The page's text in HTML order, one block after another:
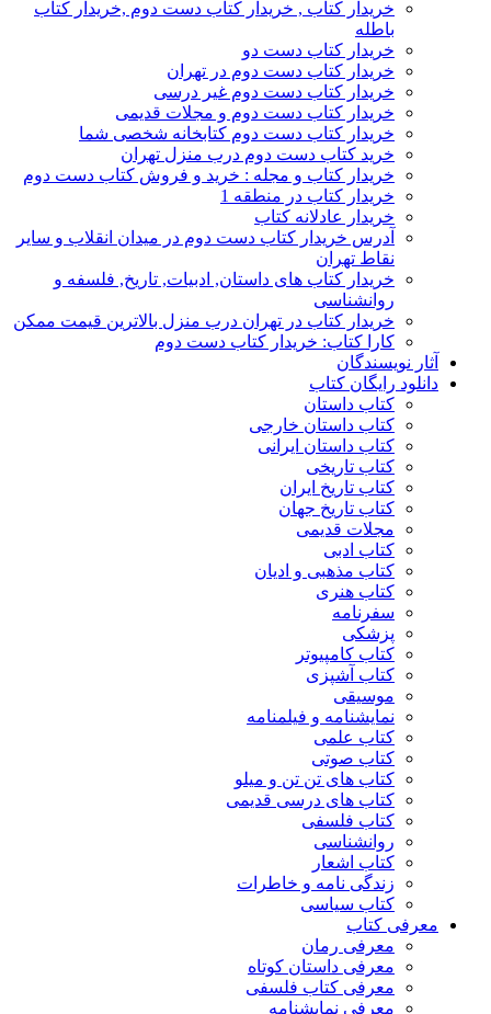
خریدار کتاب , خریدار کتاب دست دوم ,خریدار کتاب
باطله
خریدار کتاب دست دو
خریدار کتاب دست دوم در تهران
خریدار کتاب دست دوم غیر درسی
خریدار کتاب دست دوم و مجلات قدیمی
خریدار کتاب دست دوم کتابخانه شخصی شما
خرید کتاب دست دوم درب منزل تهران
خریدار کتاب و مجله : خرید و فروش کتاب دست دوم
خریدار کتاب در منطقه 1
خریدار عادلانه کتاب
آدرس خریدار کتاب دست دوم در میدان انقلاب و سایر
نقاط تهران
خریدار کتاب های داستان, ادبیات, تاریخ, فلسفه و
روانشناسی
خریدار کتاب در تهران درب منزل بالاترین قیمت ممکن
کارا کتاب: خریدار کتاب دست دوم
آثار نویسندگان
دانلود رایگان کتاب
کتاب داستان
کتاب داستان خارجی
کتاب داستان ایرانی
کتاب تاریخی
کتاب تاریخ ایران
کتاب تاریخ جهان
مجلات قدیمی
کتاب ادبی
کتاب مذهبی و ادیان
کتاب هنری
سفرنامه
پزشکی
کتاب کامپیوتر
کتاب آشپزی
موسیقی
نمایشنامه و فیلمنامه
کتاب علمی
کتاب صوتی
کتاب های تن تن و میلو
کتاب های درسی قدیمی
کتاب فلسفی
روانشناسی
کتاب اشعار
زندگی نامه و خاطرات
کتاب سیاسی
معرفی کتاب
معرفی رمان
معرفی داستان کوتاه
معرفی کتاب فلسفی
معرفی نمایشنامه